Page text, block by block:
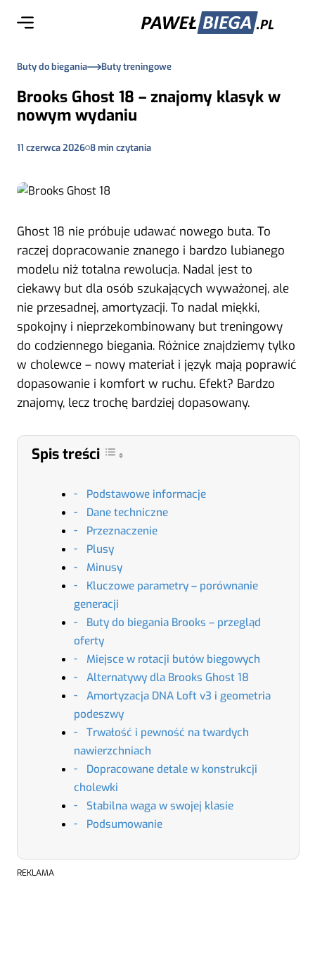
Buty do biegania Buty treningowe
Brooks Ghost 18 – znajomy klasyk w
nowym wydaniu
11 czerwca 2026 8min czytania
Ghost 18 nie próbuje udawać nowego buta. To
raczej dopracowanie znanego i bardzo lubianego
modelu niż totalna rewolucja. Nadal jest to
ciekawy but dla osób szukających wyważonej, ale
nie przesadnej, amortyzacji. To nadal miękki,
spokojny i nieprzekombinowany but treningowy
do codziennego biegania. Różnice znajdziemy tylko
w cholewce – nowy materiał i język mają poprawić
dopasowanie i komfort w ruchu. Efekt? Bardzo
znajomy, lecz trochę bardziej dopasowany.
Spis treści
Podstawowe informacje
Dane techniczne
Przeznaczenie
Plusy
Minusy
Kluczowe parametry – porównanie
generacji
Buty do biegania Brooks – przegląd
oferty
Miejsce w rotacji butów biegowych
Alternatywy dla Brooks Ghost 18
Amortyzacja DNA Loft v3 i geometria
podeszwy
Trwałość i pewność na twardych
nawierzchniach
Dopracowane detale w konstrukcji
cholewki
Stabilna waga w swojej klasie
Podsumowanie
REKLAMA